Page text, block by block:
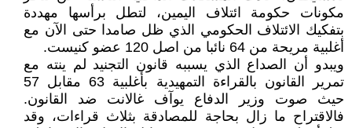
مكونات حكومة ائتلاف اليمين، لتطل برأسها مهددة
بتفكيك الائتلاف الحكومي الذي ظل صامدا حتى الآن مع
أغلبية مريحة من 64 نائبا من اصل 120 عضو كنيست.
ويبدو أن الصداع الذي يسببه قانون التجنيد لم ينته مع
تمرير القانون بالقراءة التمهيدية بأغلبية 63 مقابل 57
حيث صوت وزير الدفاع يوآف غالانت ضد القانون.
فالاقتراح ما زال بحاجة للمصادقة بثلاث قراءات، وقد